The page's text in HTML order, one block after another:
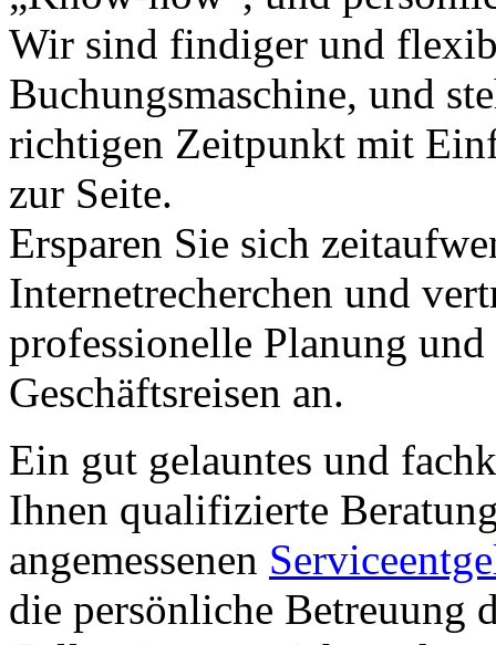
Wir sind findiger und
Buchungsmaschine, und
richtigen Zeitpunkt mit
zur Seite.
Ersparen Sie sich
Internetrecherchen und
professionelle Planung
Geschäftsreisen an.
Ein gut gelauntes und
Ihnen qualifizierte
angemessenen
die persönliche Betreuung